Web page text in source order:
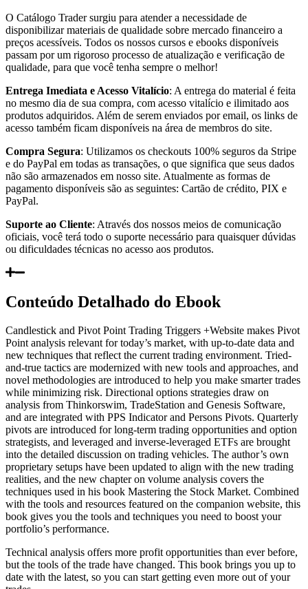
O Catálogo Trader surgiu para atender a necessidade de
disponibilizar materiais de qualidade sobre mercado financeiro a
preços acessíveis. Todos os nossos cursos e ebooks disponíveis
passam por um rigoroso processo de atualização e verificação de
qualidade, para que você tenha sempre o melhor!
Entrega Imediata e Acesso Vitalício: A entrega do material é feita
no mesmo dia de sua compra, com acesso vitalício e ilimitado aos
produtos adquiridos. Além de serem enviados por email, os links de
acesso também ficam disponíveis na área de membros do site.
Compra Segura: Utilizamos os checkouts 100% seguros da Stripe
e do PayPal em todas as transações, o que significa que seus dados
não são armazenados em nosso site. Atualmente as formas de
pagamento disponíveis são as seguintes: Cartão de crédito, PIX e
PayPal.
Suporte ao Cliente: Através dos nossos meios de comunicação
oficiais, você terá todo o suporte necessário para quaisquer dúvidas
ou dificuldades técnicas no acesso aos produtos.
Conteúdo Detalhado do Ebook
Candlestick and Pivot Point Trading Triggers +Website makes Pivot
Point analysis relevant for today’s market, with up-to-date data and
new techniques that reflect the current trading environment. Tried-
and-true tactics are modernized with new tools and approaches, and
novel methodologies are introduced to help you make smarter trades
while minimizing risk. Directional options strategies draw on
analysis from Thinkorswim, TradeStation and Genesis Software,
and are integrated with PPS Indicator and Persons Pivots. Quarterly
pivots are introduced for long-term trading opportunities and option
strategists, and leveraged and inverse-leveraged ETFs are brought
into the detailed discussion on trading vehicles. The author’s own
proprietary setups have been updated to align with the new trading
realities, and the new chapter on volume analysis covers the
techniques used in his book Mastering the Stock Market. Combined
with the tools and resources featured on the companion website, this
book gives you the tools and techniques you need to boost your
portfolio’s performance.
Technical analysis offers more profit opportunities than ever before,
but the tools of the trade have changed. This book brings you up to
date with the latest, so you can start getting even more out of your